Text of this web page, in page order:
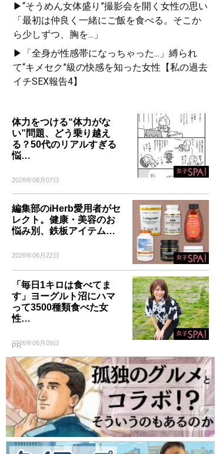
▶“そうめん女体盛り”撮影会を開く女性の思い
「最初は仲良く一緒にご飯を食べる。そこか
ら少しずつ、胸を...」
▶「全身が性感帯になっちゃった...」縛られ
て“キメセク”級の快感を知った女性【私の過去
イチSEX報告4】
体力をつける“体力がな
い”問題、どう乗り越え
る？50代のリアルすぎる
悩…
2026年08月07日
編集部のiHerb愛用者がセ
レクト。健康・美容のお
悩み別、鉄板アイテム…
2026年06月22日
「毎日1キロは食べてま
す」ヨーグルト沼にハマ
って3500種類食べた女
性…
2026年06月09日
PR